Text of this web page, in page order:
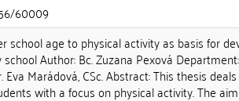
60009
school age to physical activity as basis for
Author: Bc. Zuzana Pexová
Marádová, CSc. Abstract: This thesis
with a focus on physical activity. The